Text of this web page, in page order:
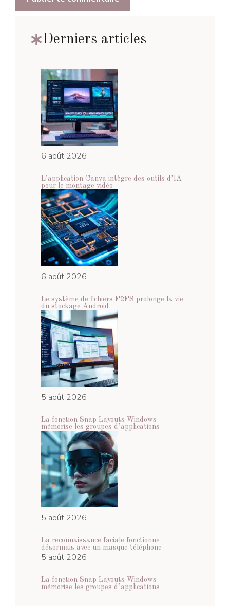
Derniers articles
6 août 2026
L’application Canva intègre des outils d’IA
pour le montage vidéo
6 août 2026
Le système de fichiers F2FS prolonge la vie
du stockage Android
5 août 2026
La fonction Snap Layouts Windows
mémorise les groupes d’applications
5 août 2026
La reconnaissance faciale fonctionne
désormais avec un masque téléphone
5 août 2026
La fonction Snap Layouts Windows
mémorise les groupes d’applications